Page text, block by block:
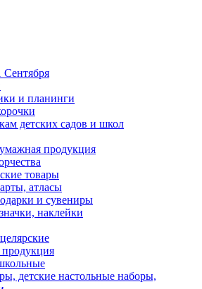
Сентября
и планинги
детских садов и школ
продукция
товары
атласы
и сувениры
наклейки
детские настольные наборы,